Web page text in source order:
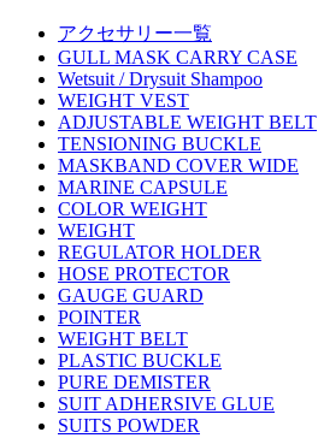
アクセサリー一覧
GULL MASK CARRY CASE
Wetsuit / Drysuit Shampoo
WEIGHT VEST
ADJUSTABLE WEIGHT BELT
TENSIONING BUCKLE
MASKBAND COVER WIDE
MARINE CAPSULE
COLOR WEIGHT
WEIGHT
REGULATOR HOLDER
HOSE PROTECTOR
GAUGE GUARD
POINTER
WEIGHT BELT
PLASTIC BUCKLE
PURE DEMISTER
SUIT ADHERSIVE GLUE
SUITS POWDER